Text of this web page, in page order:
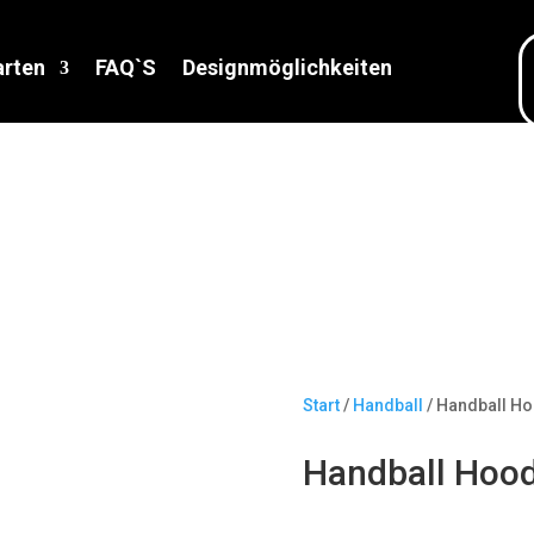
FAQ`S Designmöglichkeiten
Start/ Handball / Handball
Handball